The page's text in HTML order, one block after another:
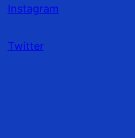
Instagram
Twitter